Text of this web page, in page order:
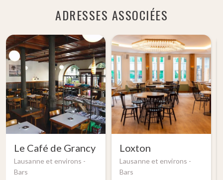
ADRESSES ASSOCIÉES
Le Café de Grancy
Lausanne et environs -
Bars
Loxton
Lausanne et environs -
Bars